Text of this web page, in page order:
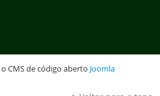
CMS de código aberto Joomla